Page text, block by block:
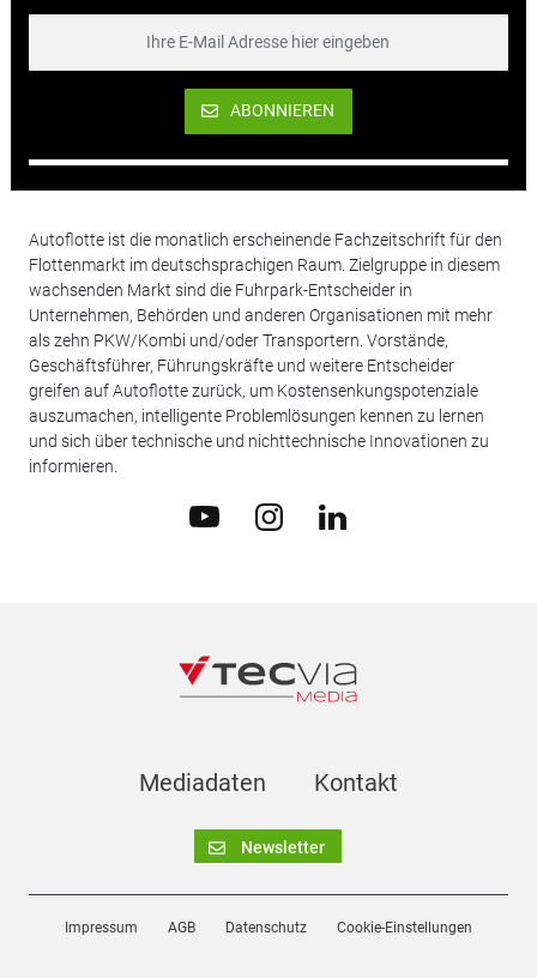
ABONNIEREN
Autoflotte ist die monatlich erscheinende Fachzeitschrift für den
Flottenmarkt im deutschsprachigen Raum. Zielgruppe in diesem
wachsenden Markt sind die Fuhrpark-Entscheider in
Unternehmen, Behörden und anderen Organisationen mit mehr
als zehn PKW/Kombi und/oder Transportern. Vorstände,
Geschäftsführer, Führungskräfte und weitere Entscheider
greifen auf Autoflotte zurück, um Kostensenkungspotenziale
auszumachen, intelligente Problemlösungen kennen zu lernen
und sich über technische und nichttechnische Innovationen zu
informieren.
Mediadaten Kontakt
Newsletter
Impressum AGB Datenschutz Cookie-Einstellungen